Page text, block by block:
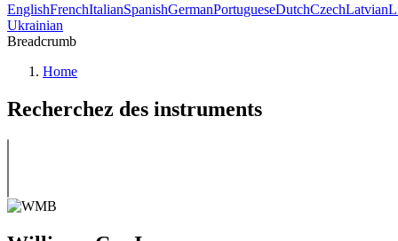
EnglishFrenchItalianSpanishGermanPortugueseDutchCzechLatvian
Ukrainian
Breadcrumb
Home
Recherchez des instruments